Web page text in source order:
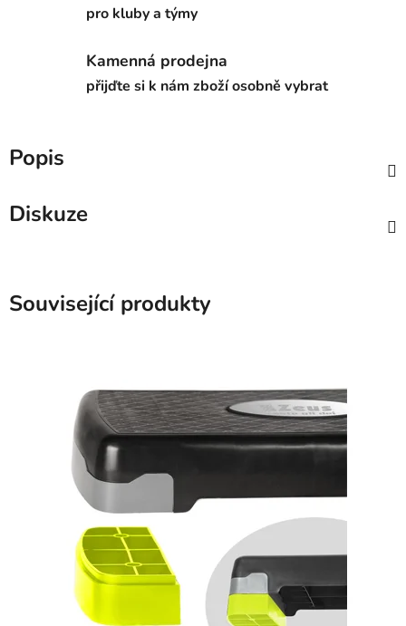
pro kluby a týmy
Kamenná prodejna
přijďte si k nám zboží osobně vybrat
Popis
Diskuze
Související produkty